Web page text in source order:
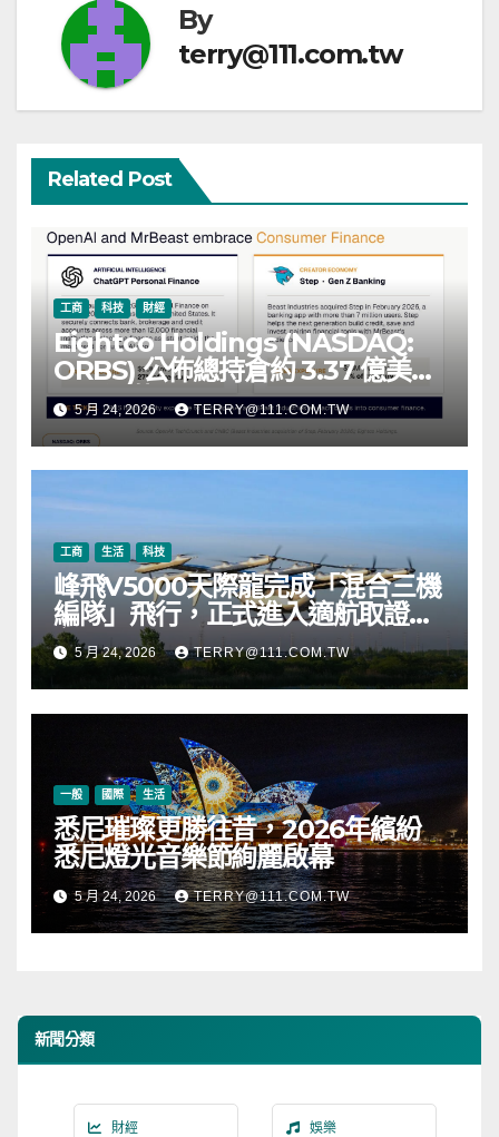
By
terry@111.com.tw
Related Post
工商 科技 財經
Eightco Holdings (NASDAQ:
ORBS) 公佈總持倉約 3.37 億美
元，涵蓋 OpenAI、Beast
Industries、超過 11,000 枚以太
幣 (ETH) 及逾 2.83 億枚 WLD 代
5 月 24, 2026 TERRY@111.COM.TW
工商 生活 科技
峰飛V5000天際龍完成「混合三機
編隊」飛行，正式進入適航取證階
段5 月 24, 2026 TERRY@111.COM.TW
一般 國際 生活
悉尼璀璨更勝往昔，2026年繽紛
悉尼燈光音樂節絢麗啟幕
5 月 24, 2026 TERRY@111.COM.TW
新聞分類
財經 娛樂